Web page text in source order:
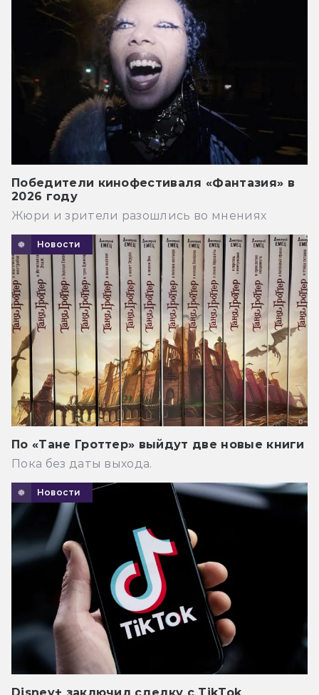
Победители кинофестиваля «Фантазия» в
2026 году
Жюри и зрители разошлись во мнениях
Новости
По «Тане Гроттер» выйдут две новые книги
Пока без даты выхода.
Новости
Disney+ заключил сделку с TikTok